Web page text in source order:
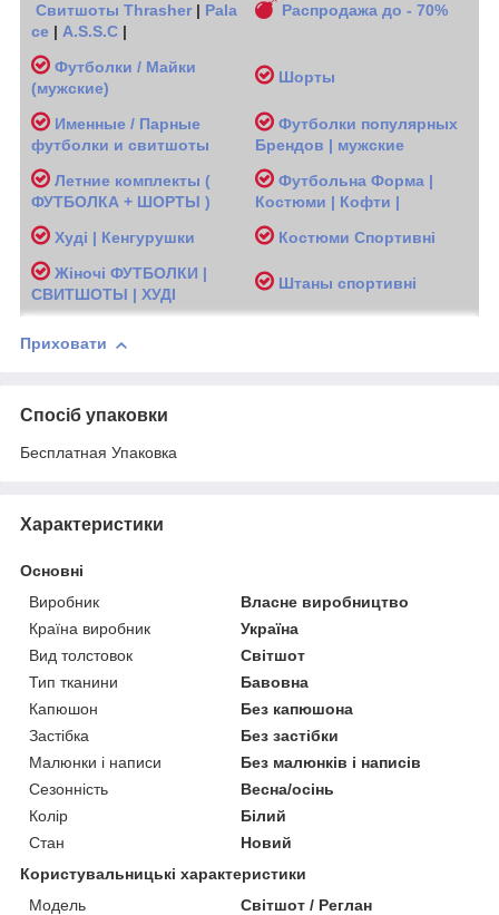
Свитшоты Thrasher | Pala
ce | A.S.S.C |
Распродажа до - 70%
Футболки / Майки
(мужские)
Шорты
Именные / Парные
футболки и свитшоты
Футболки популярных
Брендов | мужские
Летние комплекты (
ФУТБОЛКА + ШОРТЫ )
Футбольна Форма |
Костюми | Кофти |
Худі | Кенгурушки
Костюми Спортивні
Жіночі ФУТБОЛКИ |
СВИТШОТЫ | ХУДІ
Штаны спортивні
Приховати
Спосіб упаковки
Бесплатная Упаковка
Характеристики
Основні
Виробник
Власне виробництво
Країна виробник
Україна
Вид толстовок
Світшот
Тип тканини
Бавовна
Капюшон
Без капюшона
Застібка
Без застібки
Малюнки і написи
Без малюнків і написів
Сезонність
Весна/осінь
Колір
Білий
Стан
Новий
Користувальницькі характеристики
Модель
Світшот / Реглан